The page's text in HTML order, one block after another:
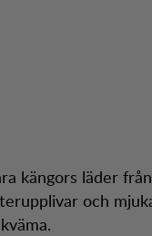
kängors läder
och